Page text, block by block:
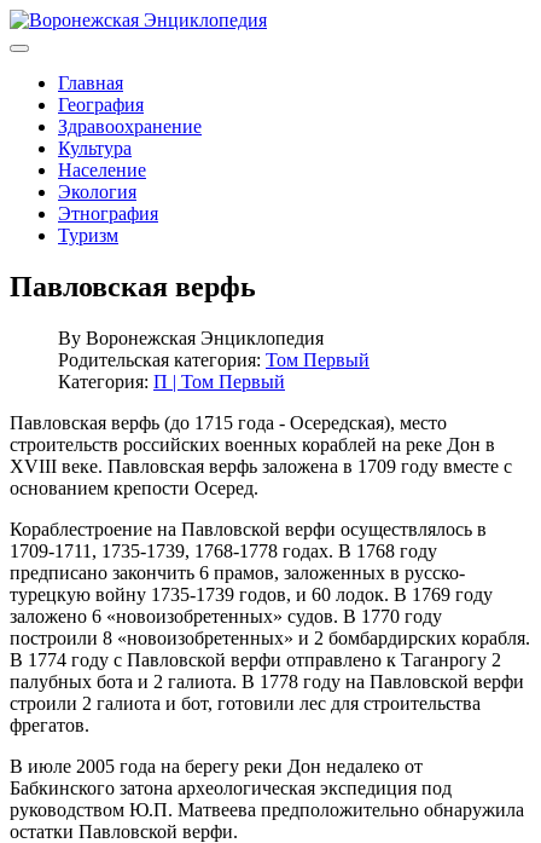
Главная
География
Здравоохранение
Культура
Население
Экология
Этнография
Туризм
Павловская верфь
By Воронежская Энциклопедия
Родительская категория: Том Первый
Категория: П | Том Первый
Павловская верфь (до 1715 года - Осередская), место
строительств российских военных кораблей на реке Дон в
XVIII веке. Павловская верфь заложена в 1709 году вместе с
основанием крепости Осеред.
Кораблестроение на Павловской верфи осуществлялось в
1709-1711, 1735-1739, 1768-1778 годах. В 1768 году
предписано закончить 6 прамов, заложенных в русско-
турецкую войну 1735-1739 годов, и 60 лодок. В 1769 году
заложено 6 «новоизобретенных» судов. В 1770 году
построили 8 «новоизобретенных» и 2 бомбардирских корабля.
В 1774 году с Павловской верфи отправлено к Таганрогу 2
палубных бота и 2 галиота. В 1778 году на Павловской верфи
строили 2 галиота и бот, готовили лес для строительства
фрегатов.
В июле 2005 года на берегу реки Дон недалеко от
Бабкинского затона археологическая экспедиция под
руководством Ю.П. Матвеева предположительно обнаружила
остатки Павловской верфи.